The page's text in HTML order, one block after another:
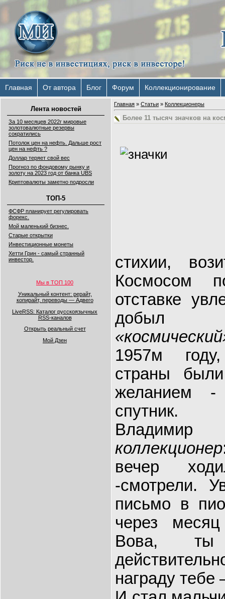
Главная От автора Блог Форум Коллекционирование
Лента новостей
За 10 месяцев 2022г мировые
золотовалютные резервы
сократились
Потолок цен на нефть. Дальше рост
цен на нефть ?
Доллар теряет свой вес
Прогноз по фондовому рынку и
золоту на 2023 год от банка UBS
Криптовалюты заметно подросли
ТОП-5
ФСФР планирует регулировать
форекс.
Мой маленький бизнес.
Старые открытки
Инвестиционные монеты
Хетти Грин - самый странный
инвестор.
Мы в ТОП 100
Уникальный контент: рерайт,
копирайт, переводы — Адвего
LiveRSS: Каталог русскоязычных
RSS-каналов
Открыть реальный счет
Мой Дзен
Главная » Статьи » Коллекционеры
Более 11 тысяч значков на
стихии,
Космосом
отставке
добыл
1957м
страны
желанием
спутник.
коллекционер
вечер
-смотрели.
письмо в
через
Вова,
награду тебе